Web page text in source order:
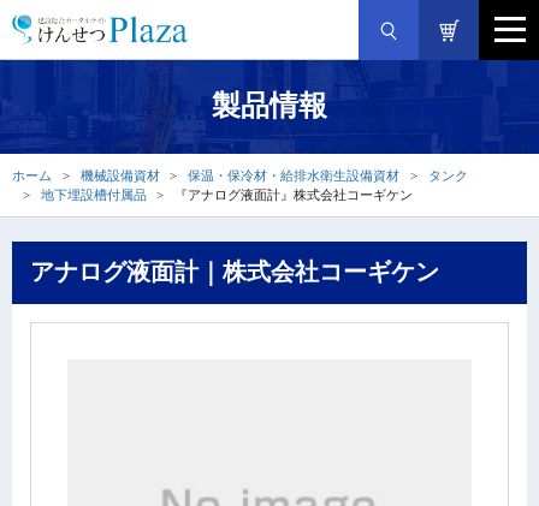
製品情報
ホーム 機械設備資材 保温・保冷材・給排水衛生設備資材
タンク
地下埋設槽付属品
『アナログ液面計』株式会社コーギケン
アナログ液面計｜株式会社コーギケン